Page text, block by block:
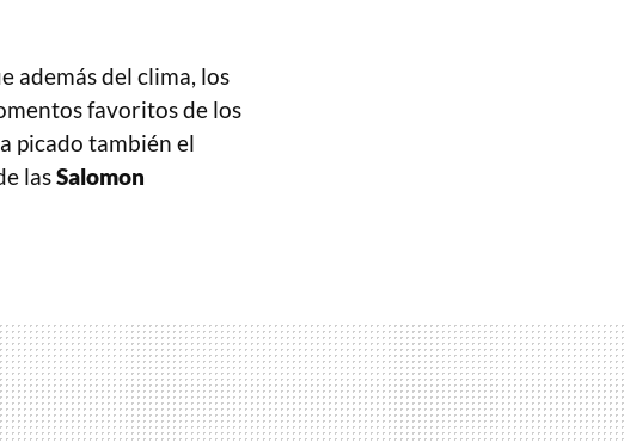
además del clima, los
favoritos de los
picado también el
lasSalomon